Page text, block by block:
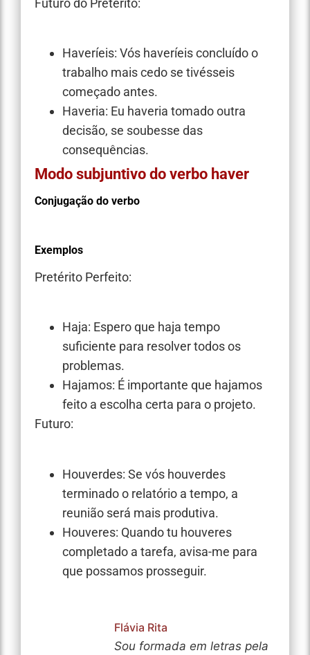
Haveríeis: Vós haveríeis concluído o
trabalho mais cedo se tivésseis
começado antes.
Haveria: Eu haveria tomado outra
decisão, se soubesse das
consequências.
Modo subjuntivo do verbo haver
Conjugação do verbo
Exemplos
Pretérito Perfeito:
Haja: Espero que haja tempo
suficiente para resolver todos os
problemas.
Hajamos: É importante que hajamos
feito a escolha certa para o projeto.
Futuro:
Houverdes: Se vós houverdes
terminado o relatório a tempo, a
reunião será mais produtiva.
Houveres: Quando tu houveres
completado a tarefa, avisa-me para
que possamos prosseguir.
Flávia Rita
Sou formada em letras pela